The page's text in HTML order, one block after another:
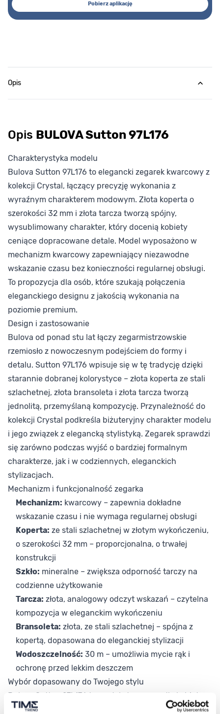
Pobierz aplikację
Opis
Opis BULOVA Sutton 97L176
Charakterystyka modelu
Bulova Sutton 97L176 to elegancki zegarek kwarcowy z
kolekcji Crystal, łączący precyzję wykonania z
wyraźnym charakterem modowym. Złota koperta o
szerokości 32 mm i złota tarcza tworzą spójny,
wysublimowany charakter, który docenią kobiety
ceniące dopracowane detale. Model wyposażono w
mechanizm kwarcowy zapewniający niezawodne
wskazanie czasu bez konieczności regularnej obsługi.
To propozycja dla osób, które szukają połączenia
eleganckiego designu z jakością wykonania na
poziomie premium.
Design i zastosowanie
Bulova od ponad stu lat łączy zegarmistrzowskie
rzemiosło z nowoczesnym podejściem do formy i
detalu. Sutton 97L176 wpisuje się w tę tradycję dzięki
starannie dobranej kolorystyce – złota koperta ze stali
szlachetnej, złota bransoleta i złota tarcza tworzą
jednolitą, przemyślaną kompozycję. Przynależność do
kolekcji Crystal podkreśla biżuteryjny charakter modelu
i jego związek z elegancką stylistyką. Zegarek sprawdzi
się zarówno podczas wyjść o bardziej formalnym
charakterze, jak i w codziennych, eleganckich
stylizacjach.
Mechanizm i funkcjonalność zegarka
Mechanizm: kwarcowy – zapewnia dokładne
wskazanie czasu i nie wymaga regularnej obsługi
Koperta: ze stali szlachetnej w złotym wykończeniu,
o szerokości 32 mm – proporcjonalna, o trwałej
konstrukcji
Szkło: mineralne – zwiększa odporność tarczy na
codzienne użytkowanie
Tarcza: złota, analogowy odczyt wskazań – czytelna
kompozycja w eleganckim wykończeniu
Bransoleta: złota, ze stali szlachetnej – spójna z
kopertą, dopasowana do eleganckiej stylizacji
Wodoszczelność: 30 m – umożliwia mycie rąk i
ochronę przed lekkim deszczem
Wybór dopasowany do Twojego stylu
Bulova Sutton 97L176 to model stworzony dla kobiet,
które cenią elegancję wyrażoną w precyzji detalu i